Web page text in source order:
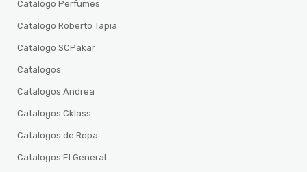
Catalogo Perfumes
Catalogo Roberto Tapia
Catalogo SCPakar
Catalogos
Catalogos Andrea
Catalogos Cklass
Catalogos de Ropa
Catalogos El General